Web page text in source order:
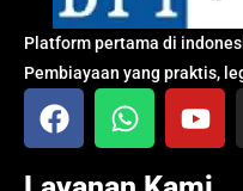
Platform pertama di
Pembiayaan yang praktis,